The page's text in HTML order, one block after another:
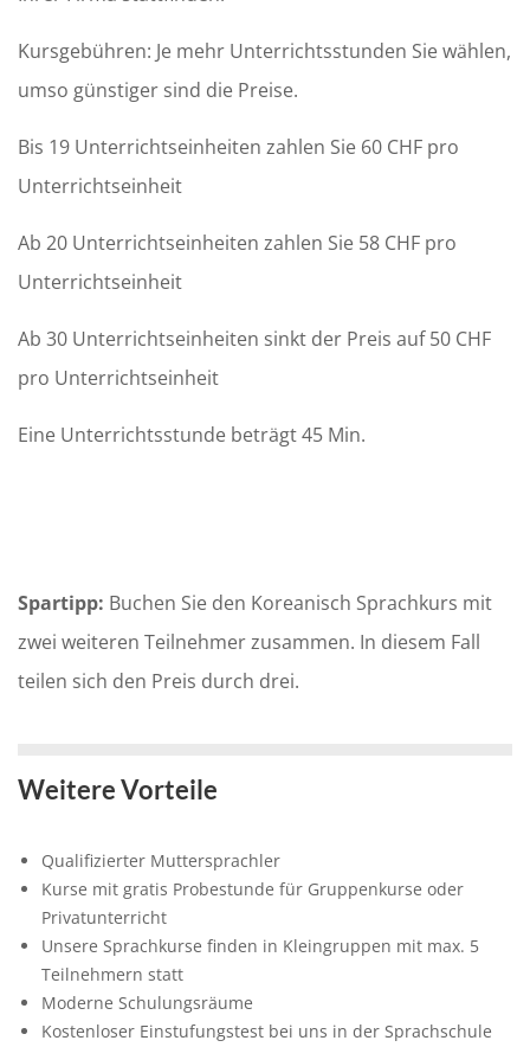
Kursgebühren: Je mehr Unterrichtsstunden Sie wählen,
umso günstiger sind die Preise.
Bis 19 Unterrichtseinheiten zahlen Sie 60 CHF pro
Unterrichtseinheit
Ab 20 Unterrichtseinheiten zahlen Sie 58 CHF pro
Unterrichtseinheit
Ab 30 Unterrichtseinheiten sinkt der Preis auf 50 CHF
pro Unterrichtseinheit
Eine Unterrichtsstunde beträgt 45 Min.
Spartipp: Buchen Sie den Koreanisch Sprachkurs mit
zwei weiteren Teilnehmer zusammen. In diesem Fall
teilen sich den Preis durch drei.
Weitere Vorteile
Qualifizierter Muttersprachler
Kurse mit gratis Probestunde für Gruppenkurse oder
Privatunterricht
Unsere Sprachkurse finden in Kleingruppen mit max. 5
Teilnehmern statt
Moderne Schulungsräume
Kostenloser Einstufungstest bei uns in der Sprachschule